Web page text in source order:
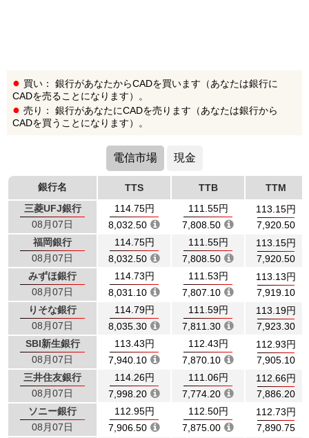
買い： 銀行があなたからCADを買います（あなたは銀行に
CADを売ることになります）。
売り： 銀行があなたにCADを売ります（あなたは銀行から
CADを買うことになります）。
電信市場 現金
銀行名 TTS TTB
TTM
三菱UFJ銀行
08月07日
114.75円
8,032.50
111.55円
7,808.50
113.15円
7,920.50
福岡銀行
08月07日
114.75円
8,032.50
111.55円
7,808.50
113.15円
7,920.50
みずほ銀行
08月07日
114.73円
8,031.10
111.53円
7,807.10
113.13円
7,919.10
りそな銀行
08月07日
114.79円
8,035.30
111.59円
7,811.30
113.19円
7,923.30
SBI新生銀行
08月07日
113.43円
7,940.10
112.43円
7,870.10
112.93円
7,905.10
三井住友銀行
08月07日
114.26円
7,998.20
111.06円
7,774.20
112.66円
7,886.20
ソニー銀行
08月07日
112.95円
7,906.50
112.50円
7,875.00
112.73円
7,890.75